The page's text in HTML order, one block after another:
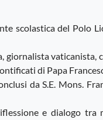
scolastica del Polo
giornalista
di Papa
da S.E. Mons.
e dialogo